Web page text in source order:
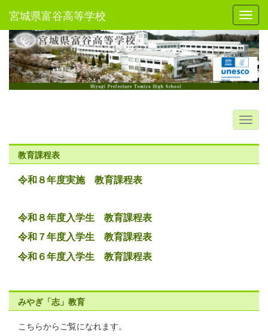
宮城県富谷高等学校
教育課程表
令和８年度実施 教育課程表
令和８年度入学生 教育課程表
令和７年度入学生 教育課程表
令和６年度入学生 教育課程表
みやぎ「志」教育
こちらからご覧になれます。